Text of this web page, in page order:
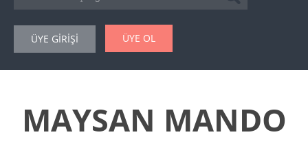
Şase Numarası VIN Yedekparça Sorgulama
Hakkımızda
Forum
ÜYE GİRİŞİ ÜYE OL
MAYSAN MANDO